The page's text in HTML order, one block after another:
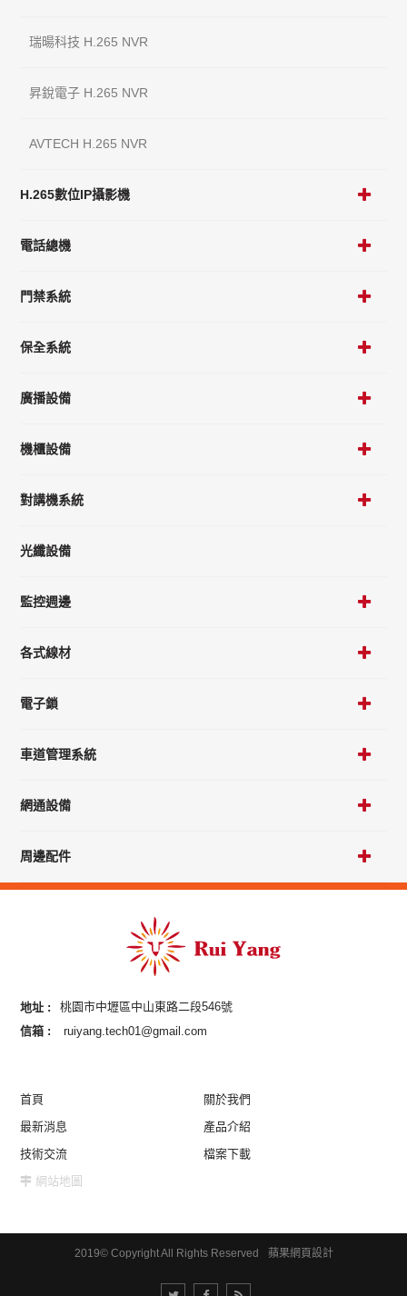
瑞暘科技 H.265 NVR
昇銳電子 H.265 NVR
AVTECH H.265 NVR
H.265數位IP攝影機
電話總機
門禁系統
保全系統
廣播設備
機櫃設備
對講機系統
光纖設備
監控週邊
各式線材
電子鎖
車道管理系統
網通設備
周邊配件
地址 :
桃園市中壢區中山東路二段546號
信箱 :
ruiyang.tech01@gmail.com
首頁
關於我們
最新消息
產品介紹
技術交流
檔案下載
網站地圖
2019© Copyright All Rights Reserved 蘋果網頁設計